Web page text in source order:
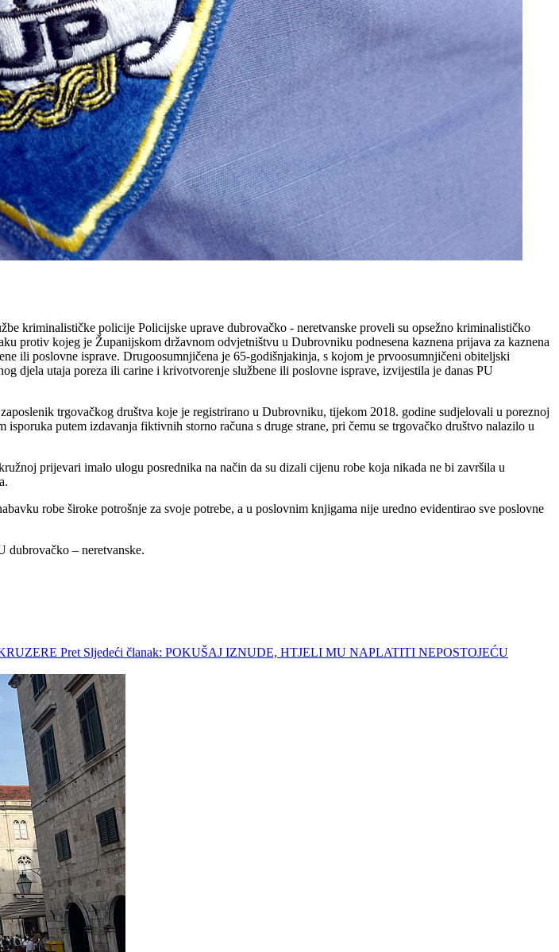
kriminalističke policije Policijske uprave dubrovačko - neretvanske proveli su opsežno kriminalističko
protiv kojeg je Županijskom državnom odvjetništvu u Dubrovniku podnesena kaznena prijava za kaznena
ili poslovne isprave. Drugoosumnjičena je 65-godišnjakinja, s kojom je prvoosumnjičeni obiteljski
djela utaja poreza ili carine i krivotvorenje službene ili poslovne isprave, izvijestila je danas PU
trgovačkog društva koje je registrirano u Dubrovniku, tijekom 2018. godine sudjelovali u poreznoj
putem izdavanja fiktivnih storno računa s druge strane, pri čemu se trgovačko društvo nalazilo u
prijevari imalo ulogu posrednika na način da su dizali cijenu robe koja nikada ne bi završila u
robe široke potrošnje za svoje potrebe, a u poslovnim knjigama nije uredno evidentirao sve poslovne
dubrovačko – neretvanske.
Pret Sljedeći članak: POKUŠAJ IZNUDE, HTJELI MU NAPLATITI NEPOSTOJEĆU